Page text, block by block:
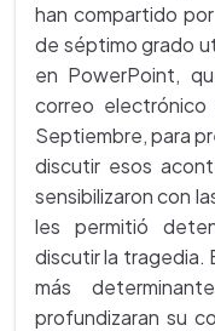
han compartido
de séptimo grado
en PowerPoint,
correo
Septiembre, para
discutir esos
sensibilizaron con
les permitió
discutir la tragedia.
más
profundizaran su